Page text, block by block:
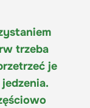
trzeba
je